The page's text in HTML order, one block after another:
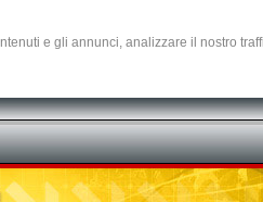
e gli annunci, analizzare il nostro